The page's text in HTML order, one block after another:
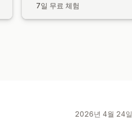
7일 무료 체험
2026년 4월 24일